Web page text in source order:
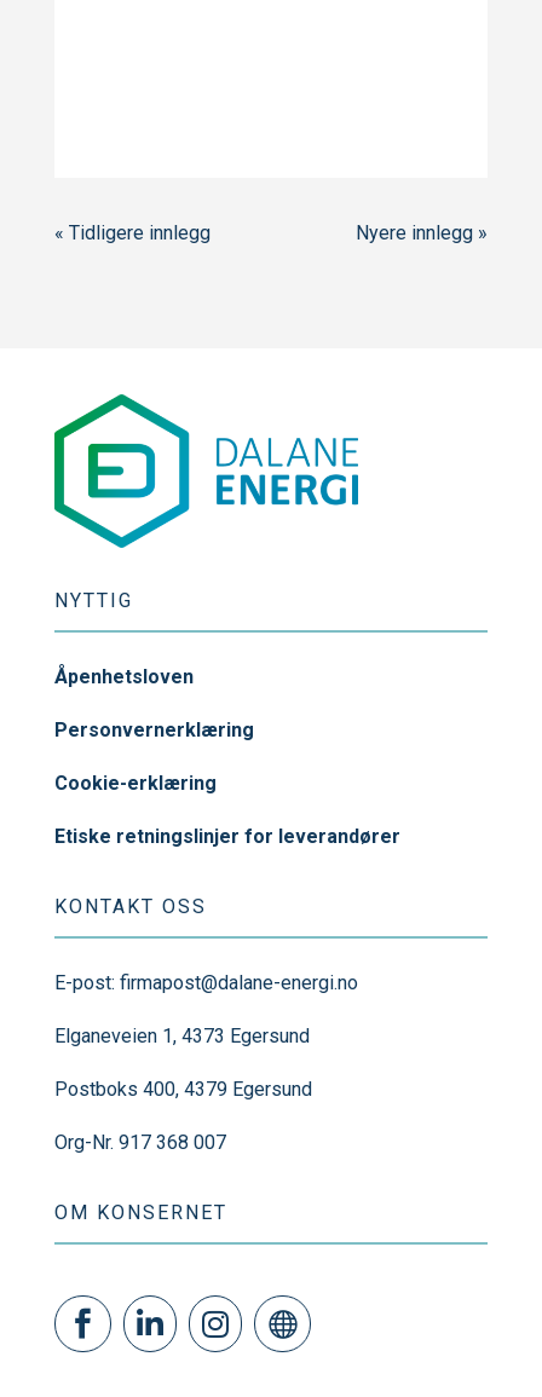
« Tidligere innlegg Nyere innlegg »
NYTTIG
Åpenhetsloven
Personvernerklæring
Cookie-erklæring
Etiske retningslinjer for leverandører
KONTAKT OSS
E-post: firmapost@dalane-energi.no
Elganeveien 1, 4373 Egersund
Postboks 400, 4379 Egersund
Org-Nr. 917 368 007
OM KONSERNET
   